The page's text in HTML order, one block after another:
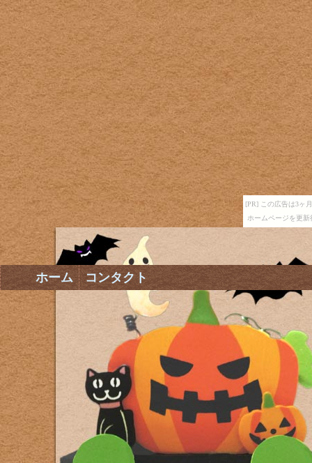
[PR] この広告は3ヶ
ホームページを更
ホーム コンタクト